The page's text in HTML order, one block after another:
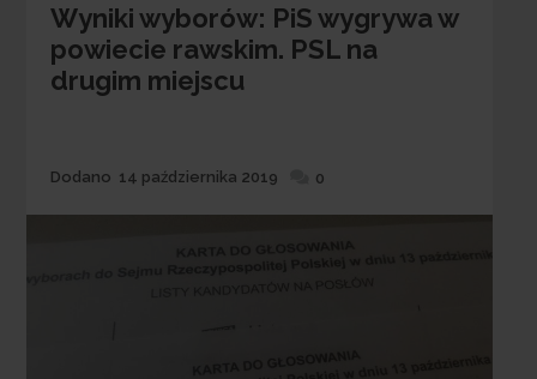
Wyniki wyborów: PiS wygrywa w
powiecie rawskim. PSL na
drugim miejscu
Dodane
Dodano 14 października 2019 0